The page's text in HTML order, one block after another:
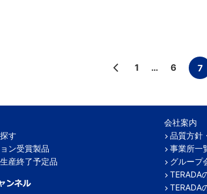
1 … 6 7
す
ン受賞製品
産終了予定品
会社案内
品質方針
事業所一
グループ
TERADA
TERADA